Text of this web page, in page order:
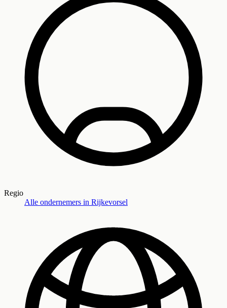
Regio
Alle ondernemers in Rijkevorsel